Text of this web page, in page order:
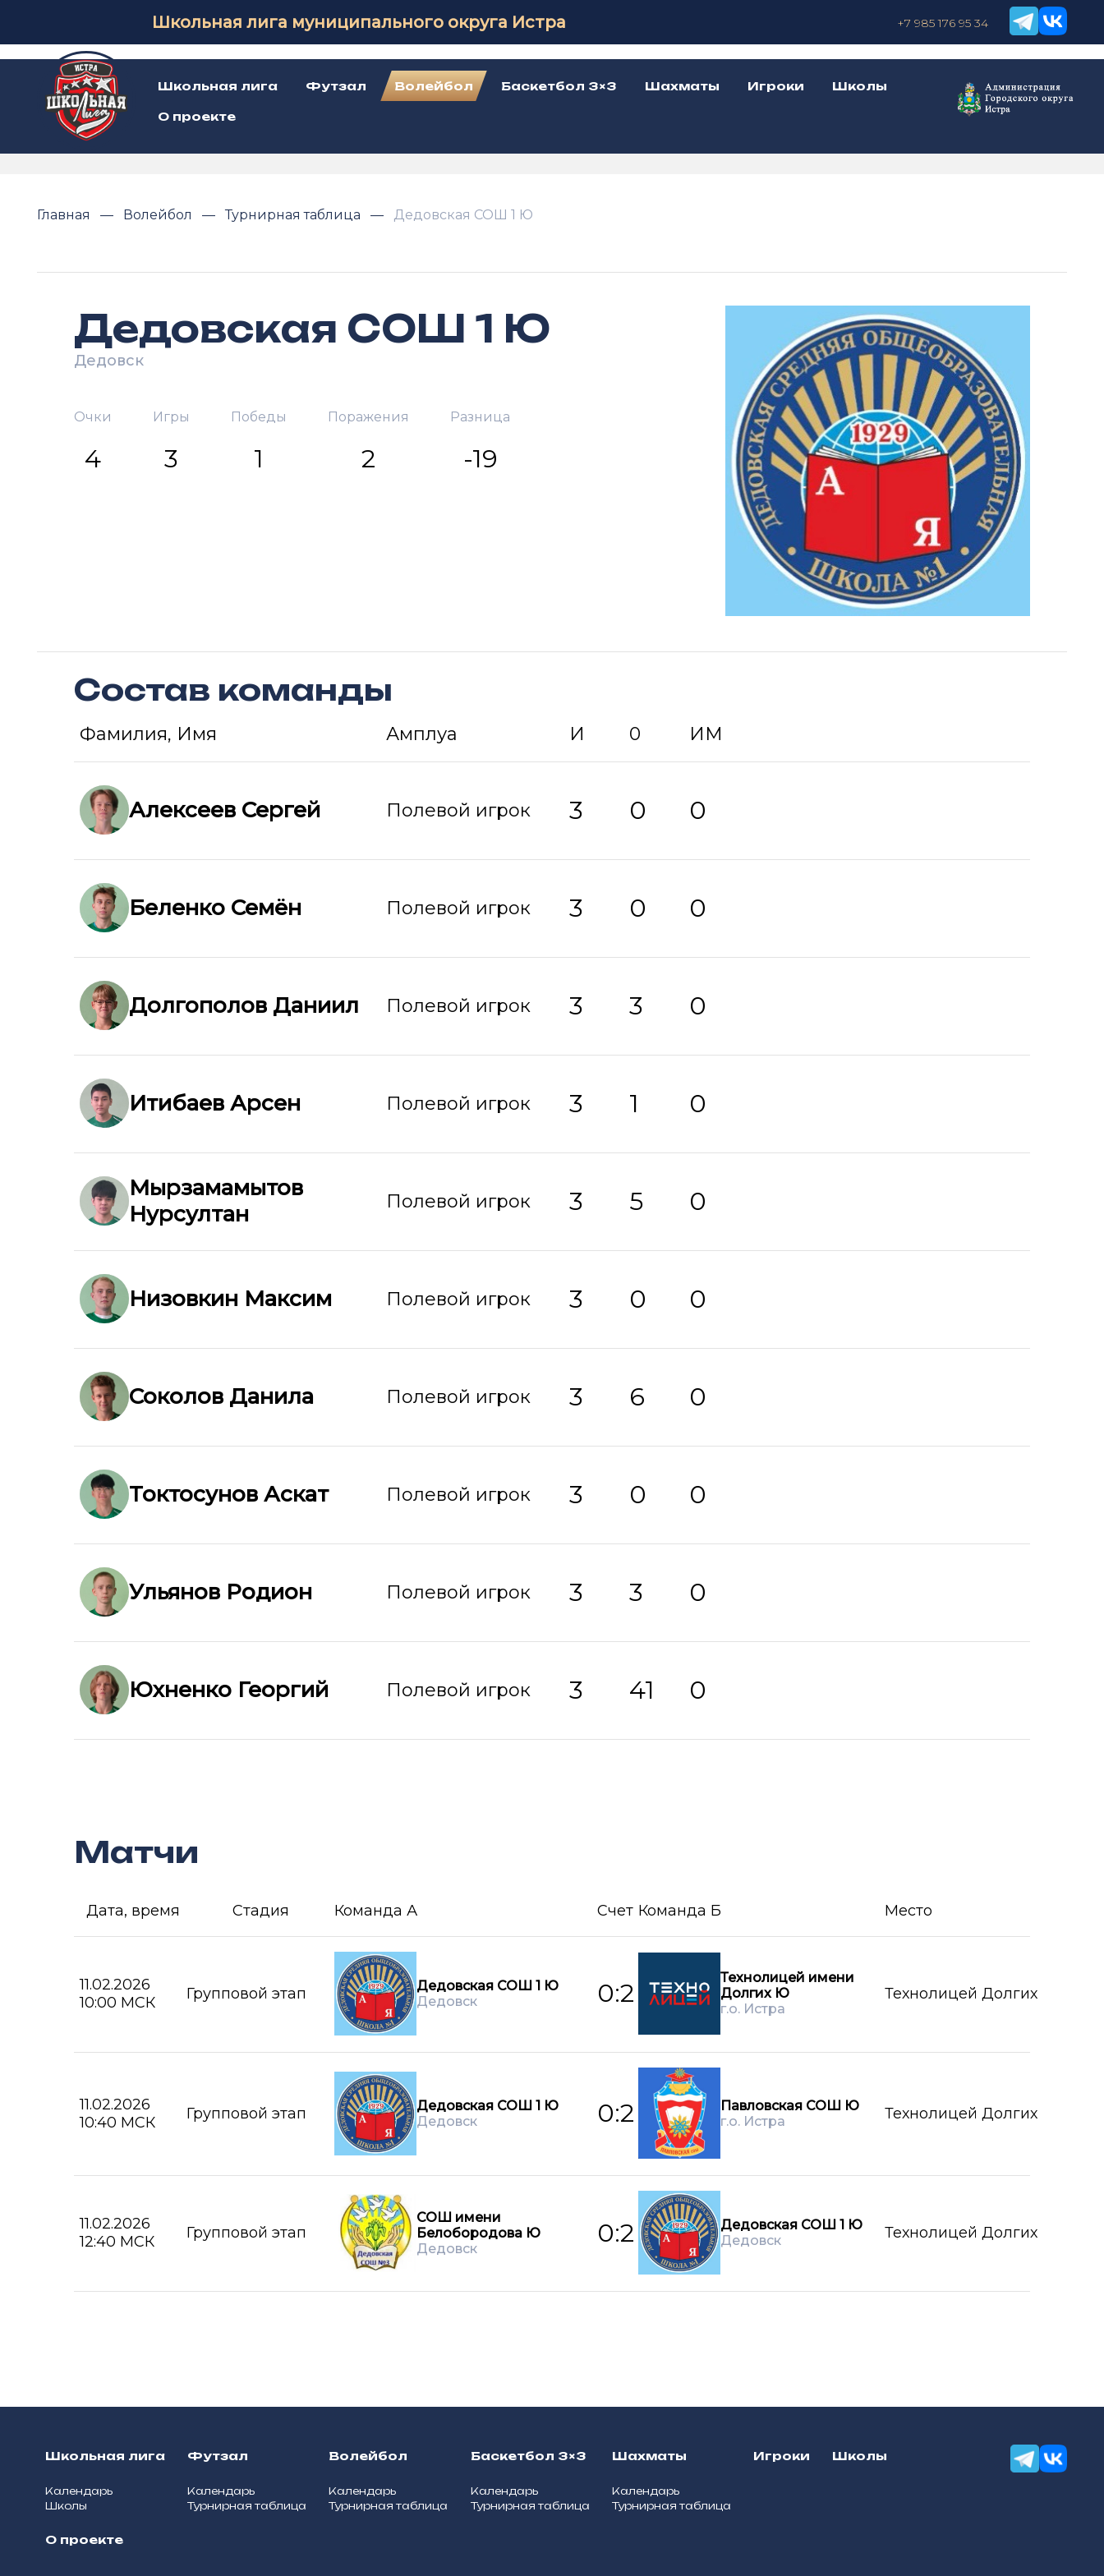
Школьная лига муниципального округа Истра +7 985 176 95 34
Школьная лига Футзал Волейбол Баскетбол 3×3 Шахматы Игроки Школы
О проекте
Главная Волейбол Турнирная таблица Дедовская СОШ 1 Ю
Дедовская СОШ 1 Ю
Дедовск
Очки
4
Игры
3
Победы
1
Поражения
2
Разница
-19
Состав команды
Фамилия, Имя Амплуа И 0 ИМ
Алексеев Сергей Полевой игрок 3 0 0
Беленко Семён Полевой игрок 3 0 0
Долгополов Даниил Полевой игрок 3 3 0
Итибаев Арсен Полевой игрок 3 1 0
Мырзамамытов
Нурсултан
Полевой игрок 3 5 0
Низовкин Максим Полевой игрок 3 0 0
Соколов Данила Полевой игрок 3 6 0
Токтосунов Аскат Полевой игрок 3 0 0
Ульянов Родион Полевой игрок 3 3 0
Юхненко Георгий Полевой игрок 3 41 0
Матчи
Дата, время Стадия Команда А Счет Команда Б Место
11.02.2026
10:00 МСК
Групповой этап
Дедовская СОШ 1 Ю
Дедовск
0:2
Технолицей имени
Долгих Ю
г.о. Истра
Технолицей Долгих
11.02.2026
10:40 МСК
Групповой этап
Дедовская СОШ 1 Ю
Дедовск
0:2
Павловская СОШ Ю
г.о. Истра
Технолицей Долгих
11.02.2026
12:40 МСК
Групповой этап
СОШ имени
Белобородова Ю
Дедовск
0:2
Дедовская СОШ 1 Ю
Дедовск
Технолицей Долгих
Школьная лига
Календарь
Школы
Футзал
Календарь
Турнирная таблица
Волейбол
Календарь
Турнирная таблица
Баскетбол 3×3
Календарь
Турнирная таблица
Шахматы
Календарь
Турнирная таблица
Игроки Школы
О проекте